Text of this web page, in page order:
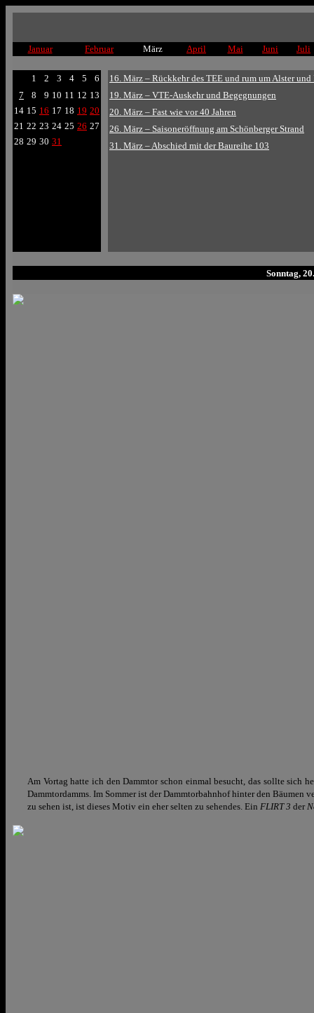
Januar Februar März April Mai Juni Juli
1 2 3 4 5
6
7
8 9 10 11 12 13
14 15 16 17 18 19 20
21 22 23 24 25 26 27
28 29 30 31
16. März – Rückkehr des TEE und rum um Alster und
19. März – VTE-Auskehr und Begegnungen
20. März – Fast wie vor 40 Jahren
26. März – Saisoneröffnung am Schönberger Strand
31. März – Abschied mit der Baureihe 103
Sonntag,
Am Vortag hatte ich den Dammtor schon einmal besucht, das sollte sich
Dammtordamms. Im Sommer ist der Dammtorbahnhof hinter den Bäumen
zu sehen ist, ist dieses Motiv ein eher selten zu sehendes. Ein FLIRT 3 der